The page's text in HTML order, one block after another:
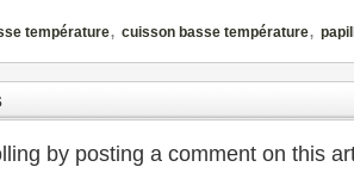
température, cuisson basse température,
by posting a comment on this